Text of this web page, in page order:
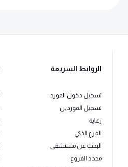
الروابط السريعة
تسجيل دخول المورد
تسجيل الموردين
رعاية
الفرع الذكي
البحث عن مستشفى
محدد الفروع